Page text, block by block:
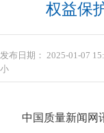
权益保
发布日期： 2025-01-07
小
中国质量新闻网讯